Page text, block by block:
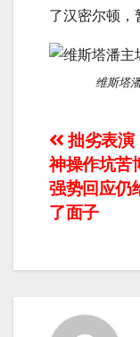
了汉密尔顿，
维斯塔
文
章
导
拙劣表演
神操作坑苦
强势回应仍
了面子